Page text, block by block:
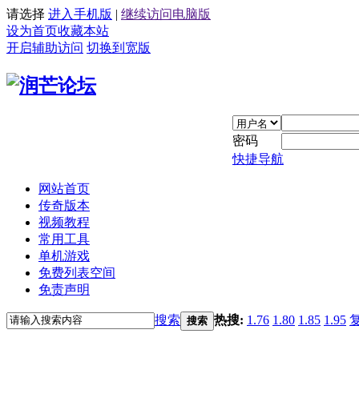
请选择 进入手机版 | 继续访问电脑版
设为首页收藏本站
开启辅助访问 切换到宽版
密码
快捷导航
网站首页
传奇版本
视频教程
常用工具
单机游戏
免费列表空间
免责声明
搜索 搜索 热搜: 1.76 1.80 1.85 1.95